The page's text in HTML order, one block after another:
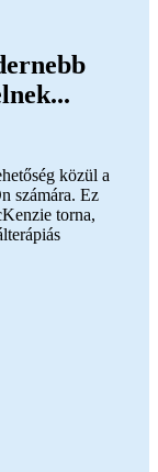
közül a
számára. Ez
torna,